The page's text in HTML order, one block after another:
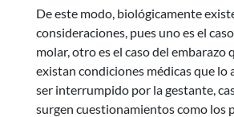
De este modo, biológicamente
consideraciones, pues uno es el
molar, otro es el caso del embarazo
existan condiciones médicas que lo
ser interrumpido por la gestante,
surgen cuestionamientos como los